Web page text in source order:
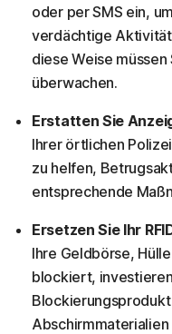
oder per SMS ein,
verdächtige
diese Weise
überwachen.
Erstatten Sie
Ihrer örtlichen
zu helfen,
entsprechende
Ersetzen Sie Ihr
Ihre Geldbörse,
blockiert,